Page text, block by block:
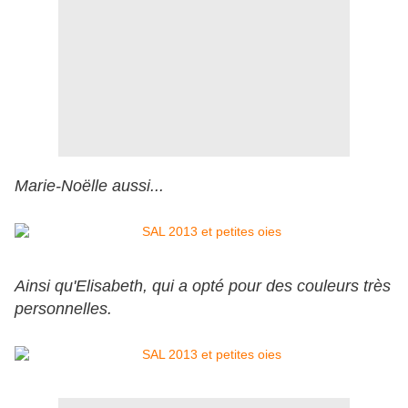
Marie-Noëlle aussi...
Ainsi qu'Elisabeth, qui a opté pour des couleurs très
personnelles.